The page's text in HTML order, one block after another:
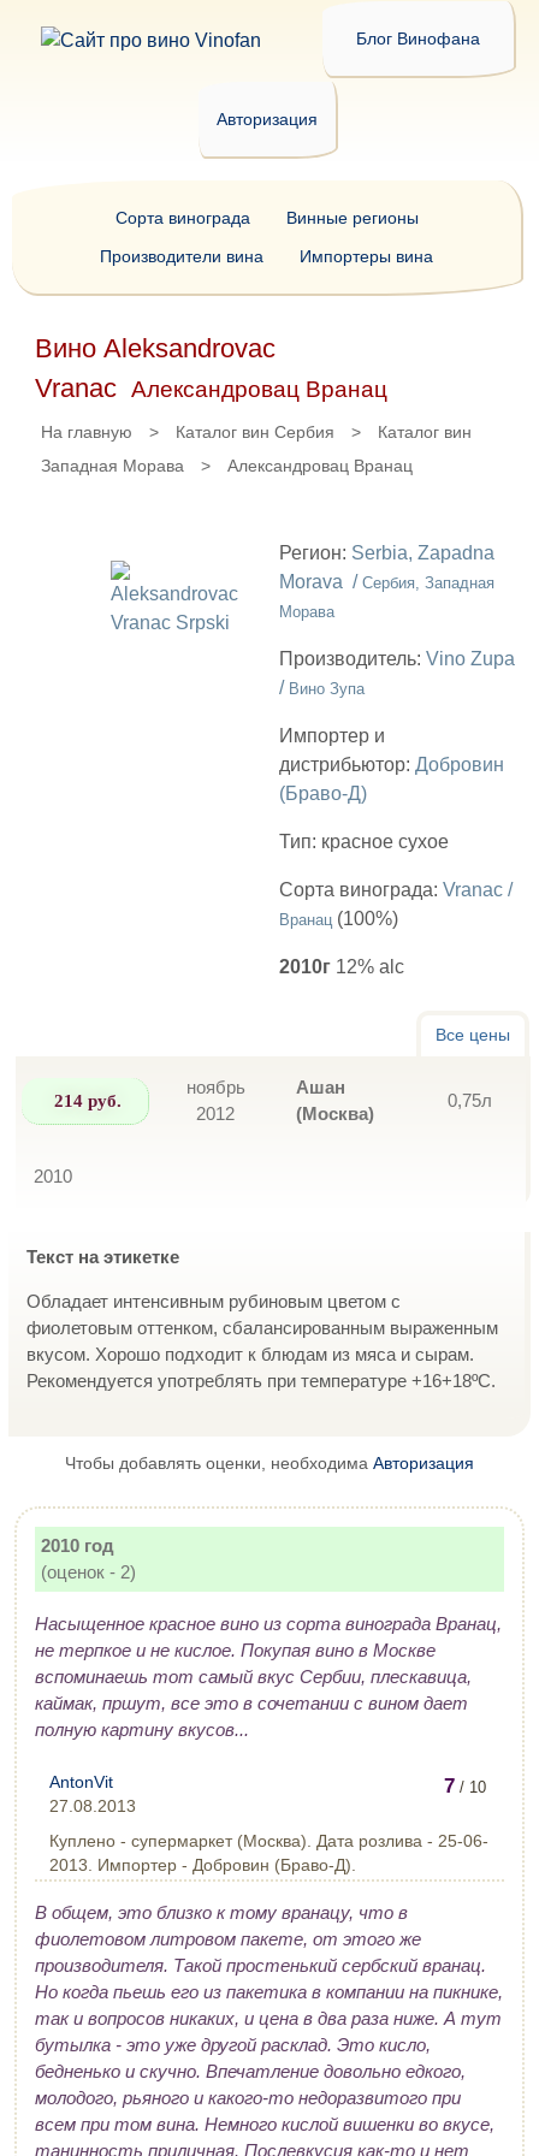
Блог Винофана
Авторизация
Вино Aleksandrovac
Vranac Александровац Вранац
На главную > Каталог вин Сербия >
Каталог вин
Западная Морава
> Александровац Вранац
Регион: Serbia, Zapadna
Morava / Сербия, Западная
Морава
Производитель: Vino Zupa
/ Вино Зупа
Импортер и
дистрибьютор: Добровин
(Браво-Д)
Тип: красное сухое
Сорта винограда: Vranac /
Вранац (100%)
2010г 12% alc
Все цены
214 руб.
ноябрь
2012
Ашан
(Москва)
0,75л
2010
Текст на этикетке
Обладает интенсивным рубиновым цветом с
фиолетовым оттенком, сбалансированным выраженным
вкусом. Хорошо подходит к блюдам из мяса и сырам.
Рекомендуется употреблять при температуре +16+18ºС.
Чтобы добавлять оценки, необходима Авторизация
2010 год
(оценок - 2)
Насыщенное красное вино из сорта винограда Вранац,
не терпкое и не кислое. Покупая вино в Москве
вспоминаешь тот самый вкус Сербии, плескавица,
каймак, пршут, все это в сочетании с вином дает
полную картину вкусов...
7 / 10
AntonVit
27.08.2013
Куплено - супермаркет (Москва). Дата розлива - 25-06-
2013. Импортер - Добровин (Браво-Д).
В общем, это близко к тому вранацу, что в
фиолетовом литровом пакете, от этого же
производителя. Такой простенький сербский вранац.
Но когда пьешь его из пакетика в компании на пикнике,
так и вопросов никаких, и цена в два раза ниже. А тут
бутылка - это уже другой расклад. Это кисло,
бедненько и скучно. Впечатление довольно едкого,
молодого, рьяного и какого-то недоразвитого при
всем при том вина. Немного кислой вишенки во вкусе,
танинность приличная. Послевкусия как-то и нет
Сорта винограда
Винные регионы
Производители вина
Импортеры вина